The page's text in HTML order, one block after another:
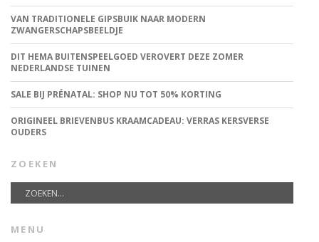
VAN TRADITIONELE GIPSBUIK NAAR MODERN
ZWANGERSCHAPSBEELDJE
DIT HEMA BUITENSPEELGOED VEROVERT DEZE ZOMER
NEDERLANDSE TUINEN
SALE BIJ PRÉNATAL: SHOP NU TOT 50% KORTING
ORIGINEEL BRIEVENBUS KRAAMCADEAU: VERRAS KERSVERSE
OUDERS
ZOEKEN
MENU